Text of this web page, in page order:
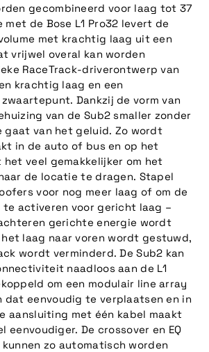
gecombineerd voor laag tot 37
met de Bose L1 Pro32 levert de
met krachtig laag uit een
vrijwel overal kan worden
RaceTrack-driverontwerp van
krachtig laag en een
Dankzij de vorm van
van de Sub2 smaller zonder
van het geluid. Zo wordt
in de auto of bus en op het
het veel gemakkelijker om het
de locatie te dragen. Stapel
voor nog meer laag of om de
te activeren voor gericht laag –
gerichte energie wordt
laag naar voren wordt gestuwd,
wordt verminderd. De Sub2 kan
naadloos aan de L1
om een modulair line array
dat eenvoudig te verplaatsen en in
aansluiting met één kabel maakt
eenvoudiger. De crossover en EQ
zo automatisch worden